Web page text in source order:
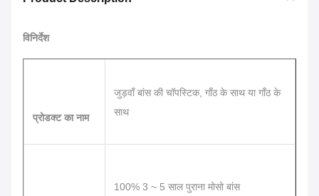
विनिर्देश
प्रोडक्ट का नाम
जुड़वाँ बांस की चॉपस्टिक, गाँठ के साथ या गाँठ के
साथ
100% 3 ~ 5 साल पुराना मोसो बांस